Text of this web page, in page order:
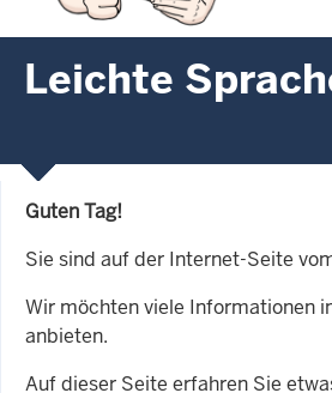
Leichte
Guten Tag!
Sie sind auf der Internet-Seite
Wir möchten viele Informationen
anbieten.
Auf dieser Seite erfahren Sie